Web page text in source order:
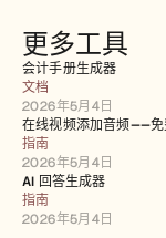
更多工具
会计手册生成器
文档
2026年5月4日
在线视频添加音频——
指南
2026年5月4日
AI 回答生成器
指南
2026年5月4日